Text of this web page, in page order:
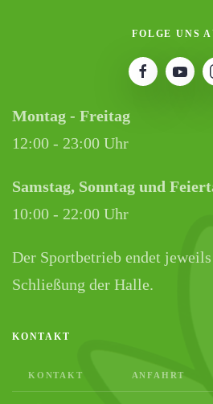
FOLGE UNS
Montag - Freitag
12:00 - 23:00 Uhr
Samstag, Sonntag und
10:00 - 22:00 Uhr
Der Sportbetrieb endet
Schließung der Halle.
KONTAKT
KONTAKT ANFAHRT